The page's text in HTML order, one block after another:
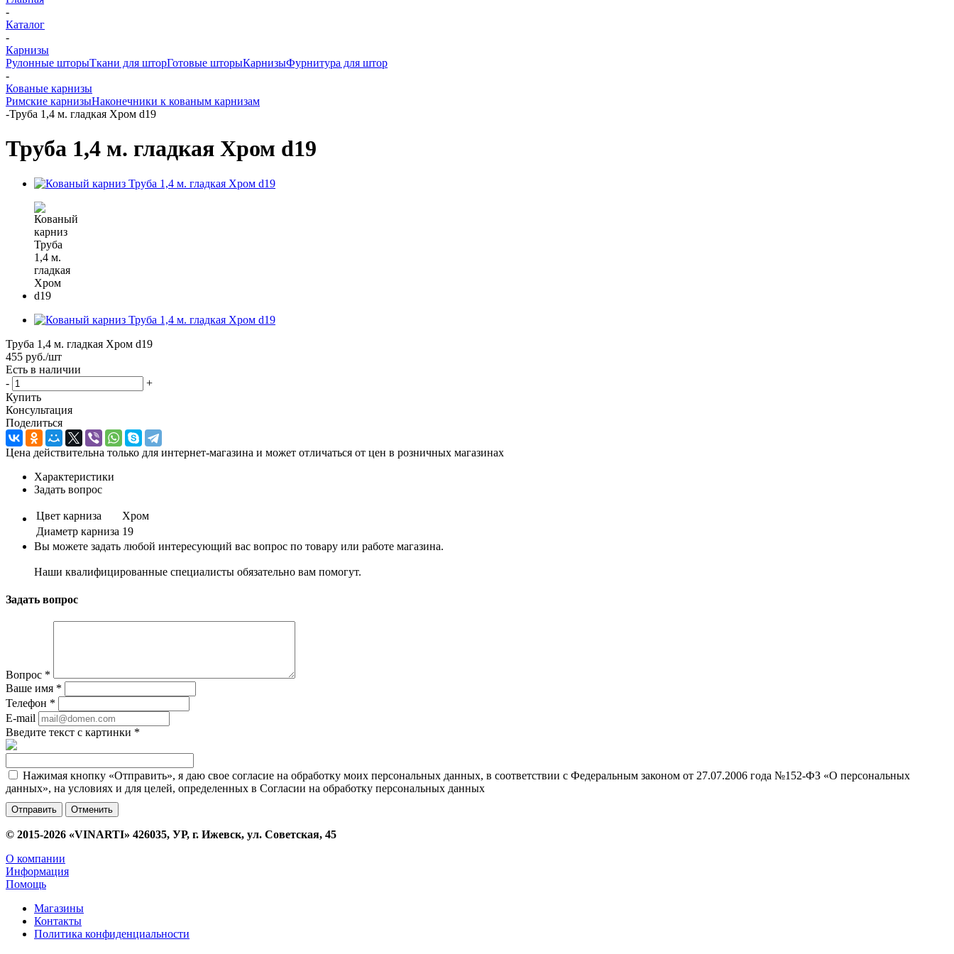
-
Каталог
-
Карнизы
Рулонные шторыТкани для шторГотовые шторыКарнизыФурнитура для штор
-
Кованые карнизы
Римские карнизыНаконечники к кованым карнизам
-Труба 1,4 м. гладкая Хром d19
Труба 1,4 м. гладкая Хром d19
Труба 1,4 м. гладкая Хром d19
455 руб./шт
Есть в наличии
-
+
Купить
Консультация
Поделиться
Цена действительна только для интернет-магазина и может отличаться от цен в розничных магазинах
Характеристики
Задать вопрос
Цвет карниза
Хром
Диаметр карниза 19
Вы можете задать любой интересующий вас вопрос по товару или работе магазина.
Наши квалифицированные специалисты обязательно вам помогут.
Задать вопрос
Вопрос *
Ваше имя *
Телефон *
E-mail
Введите текст с картинки *
Нажимая кнопку «Отправить», я даю свое согласие на обработку моих персональных данных, в соответствии с Федеральным законом от 27.07.2006 года №152-ФЗ «О персональных
данных», на условиях и для целей, определенных в Согласии на обработку персональных данных
Отменить
© 2015-2026 «VINARTI» 426035, УР, г. Ижевск, ул. Советская, 45
О компании
Информация
Помощь
Магазины
Контакты
Политика конфиденциальности